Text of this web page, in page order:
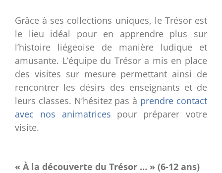
Grâce à ses collections uniques, le Trésor est
le lieu idéal pour en apprendre plus sur
l’histoire liégeoise de manière ludique et
amusante. L’équipe du Trésor a mis en place
des visites sur mesure permettant ainsi de
rencontrer les désirs des enseignants et de
leurs classes. N’hésitez pas à prendre contact
avec nos animatrices pour préparer votre
visite.
« À la découverte du Trésor … » (6-12 ans)